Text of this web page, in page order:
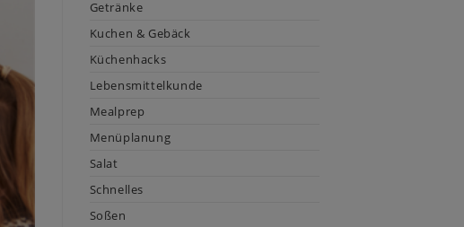
Getränke
Kuchen & Gebäck
Küchenhacks
Lebensmittelkunde
Mealprep
Menüplanung
Salat
Schnelles
Soßen